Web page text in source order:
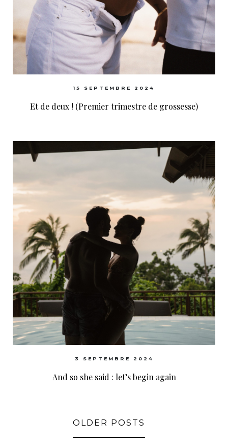
15 SEPTEMBRE 2024
Et de deux ! (Premier trimestre de grossesse)
3 SEPTEMBRE 2024
And so she said : let’s begin again
OLDER POSTS